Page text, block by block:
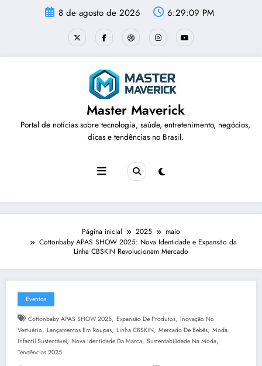
8 de agosto de 2026 6:29:10 PM
Master Maverick
Portal de notícias sobre tecnologia, saúde, entretenimento, negócios,
dicas e tendências no Brasil.
Página inicial 2025
maio
Cottonbaby APAS SHOW 2025: Nova Identidade e Expansão da
Linha CBSKIN Revolucionam Mercado
Eventos
Cottonbaby APAS SHOW 2025, Expansão De Produtos, Inovação No
Vestuário, Lançamentos Em Roupas, Linha CBSKIN, Mercado De Bebês, Moda
Infantil Sustentável, Nova Identidade Da Marca, Sustentabilidade Na Moda,
Tendências 2025